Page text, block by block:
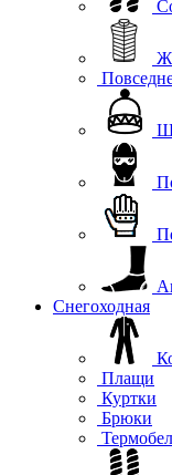
Снегоходная
Плащи
Куртки
Брюки